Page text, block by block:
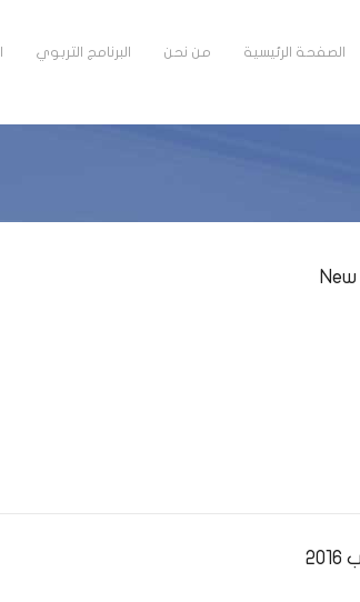
الصفحة الرئيسية من نحن البرنامج التربوي